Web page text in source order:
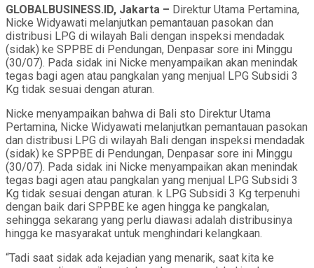
GLOBALBUSINESS.ID, Jakarta – Direktur Utama Pertamina,
Nicke Widyawati melanjutkan pemantauan pasokan dan
distribusi LPG di wilayah Bali dengan inspeksi mendadak
(sidak) ke SPPBE di Pendungan, Denpasar sore ini Minggu
(30/07). Pada sidak ini Nicke menyampaikan akan menindak
tegas bagi agen atau pangkalan yang menjual LPG Subsidi 3
Kg tidak sesuai dengan aturan.
Nicke menyampaikan bahwa di Bali sto Direktur Utama
Pertamina, Nicke Widyawati melanjutkan pemantauan pasokan
dan distribusi LPG di wilayah Bali dengan inspeksi mendadak
(sidak) ke SPPBE di Pendungan, Denpasar sore ini Minggu
(30/07). Pada sidak ini Nicke menyampaikan akan menindak
tegas bagi agen atau pangkalan yang menjual LPG Subsidi 3
Kg tidak sesuai dengan aturan. k LPG Subsidi 3 Kg terpenuhi
dengan baik dari SPPBE ke agen hingga ke pangkalan,
sehingga sekarang yang perlu diawasi adalah distribusinya
hingga ke masyarakat untuk menghindari kelangkaan.
“Tadi saat sidak ada kejadian yang menarik, saat kita ke